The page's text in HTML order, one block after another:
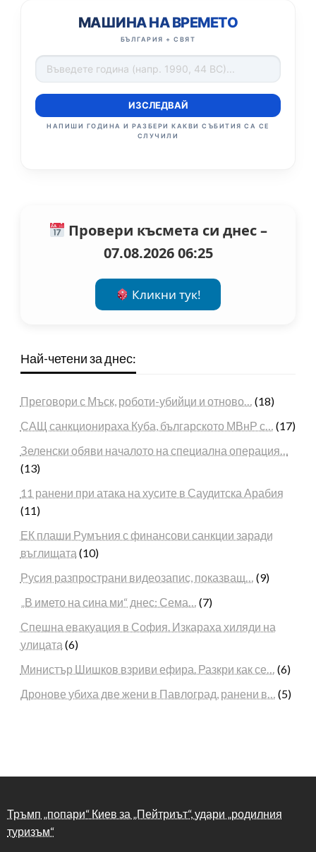
МАШИНА НА ВРЕМЕТО
БЪЛГАРИЯ + СВЯТ
ИЗСЛЕДВАЙ
НАПИШИ ГОДИНА И РАЗБЕРИ КАКВИ СЪБИТИЯ СА СЕ
СЛУЧИЛИ
Провери късмета си днес –
07.08.2026 06:25
Кликни тук!
Най-четени за днес:
Преговори с Мъск, роботи-убийци и отново… (18)
САЩ санкционираха Куба, българското МВнР с… (17)
Зеленски обяви началото на специална операция…
(13)
11 ранени при атака на хусите в Саудитска Арабия
(11)
ЕК плаши Румъния с финансови санкции заради
въглищата (10)
Русия разпространи видеозапис, показващ… (9)
„В името на сина ми“ днес: Сема… (7)
Спешна евакуация в София. Изкараха хиляди на
улицата (6)
Министър Шишков взриви ефира. Разкри как се… (6)
Дронове убиха две жени в Павлоград, ранени в… (5)
Тръмп „попари“ Киев за „Пейтриът“, удари „родилния
туризъм“